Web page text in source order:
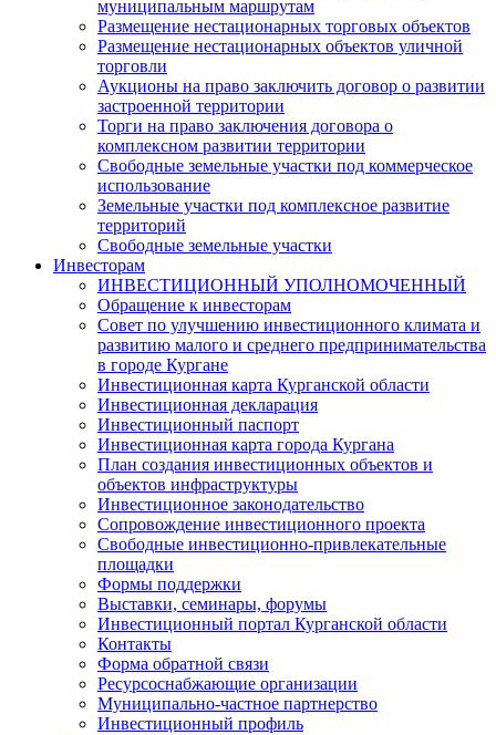
муниципальным маршрутам
Размещение нестационарных торговых объектов
Размещение нестационарных объектов уличной
торговли
Аукционы на право заключить договор о развитии
застроенной территории
Торги на право заключения договора о
комплексном развитии территории
Свободные земельные участки под коммерческое
использование
Земельные участки под комплексное развитие
территорий
Свободные земельные участки
Инвесторам
ИНВЕСТИЦИОННЫЙ УПОЛНОМОЧЕННЫЙ
Обращение к инвесторам
Совет по улучшению инвестиционного климата и
развитию малого и среднего предпринимательства
в городе Кургане
Инвестиционная карта Курганской области
Инвестиционная декларация
Инвестиционный паспорт
Инвестиционная карта города Кургана
План создания инвестиционных объектов и
объектов инфраструктуры
Инвестиционное законодательство
Сопровождение инвестиционного проекта
Свободные инвестиционно-привлекательные
площадки
Формы поддержки
Выставки, семинары, форумы
Инвестиционный портал Курганской области
Контакты
Форма обратной связи
Ресурсоснабжающие организации
Муниципально-частное партнерство
Инвестиционный профиль